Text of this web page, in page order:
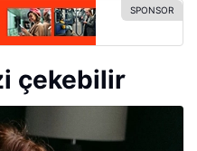
çekebilir